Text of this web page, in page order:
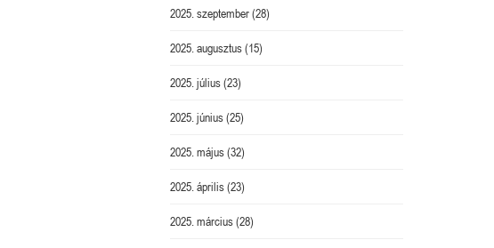
2025. szeptember(28)
2025. augusztus(15)
2025. július(23)
2025. június(25)
2025. május(32)
2025. április(23)
2025. március(28)